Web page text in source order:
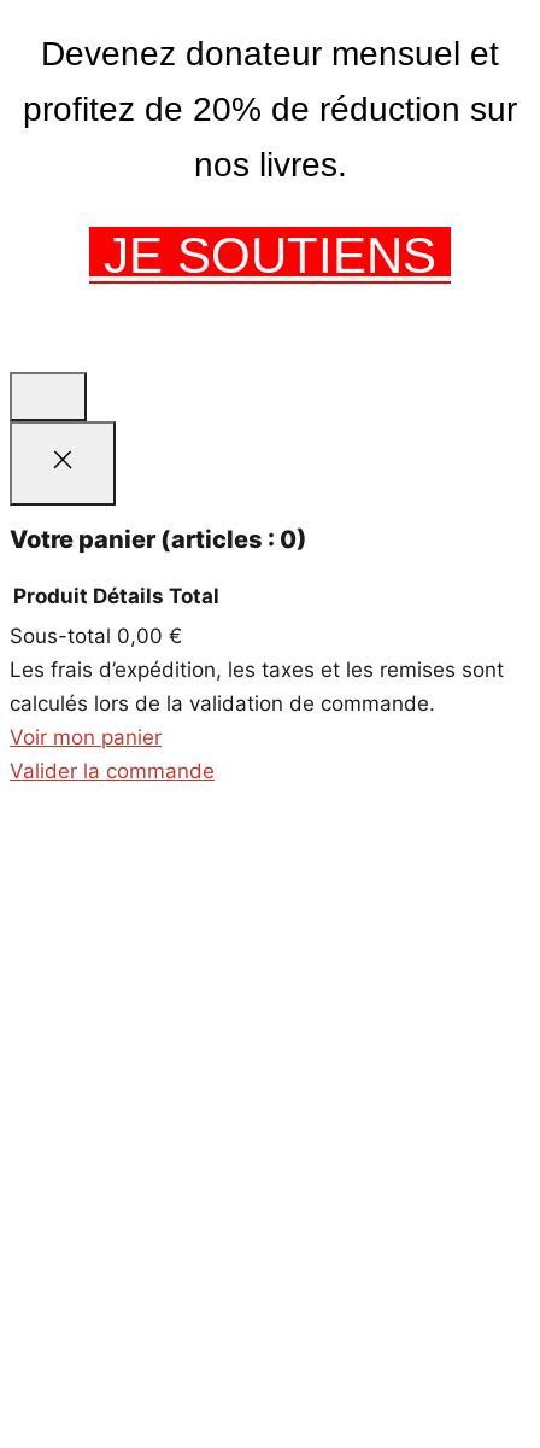
Devenez donateur mensuel et
profitez de 20% de réduction sur
nos livres.
JE SOUTIENS
Votre panier (articles : 0)
Produits
dans
le
panier
Produit Détails Total
Sous-total 0,00 €
Les frais d’expédition, les taxes et les remises sont
calculés lors de la validation de commande.
Voir mon panier
Valider la commande